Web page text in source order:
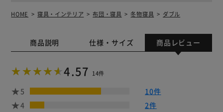
HOME 寝具・インテリア 布団・寝具 冬物寝具 ダブル
商品説明 仕様・サイズ 商品レビュー
4.57 14件
5
10件
4
2件